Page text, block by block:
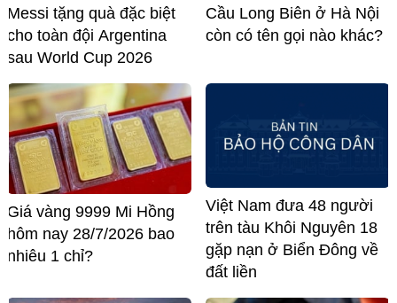
Messi tặng quà đặc biệt
cho toàn đội Argentina
sau World Cup 2026
Cầu Long Biên ở Hà Nội
còn có tên gọi nào khác?
Giá vàng 9999 Mi Hồng
hôm nay 28/7/2026 bao
nhiêu 1 chỉ?
Việt Nam đưa 48 người
trên tàu Khôi Nguyên 18
gặp nạn ở Biển Đông về
đất liền